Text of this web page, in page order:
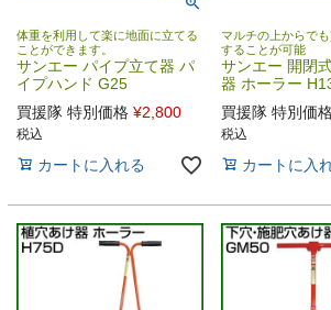
体重を利用して楽に地面に立てる
ことができます。
サンエー パイプ立て器 パ
イプハンド G25
買援隊 特別価格 ¥2,800
税込
カートに入れる
マルチの上からで
することが可能
サンエー 開閉
器 ホーラー
買援隊 特別価
税込
カートに入